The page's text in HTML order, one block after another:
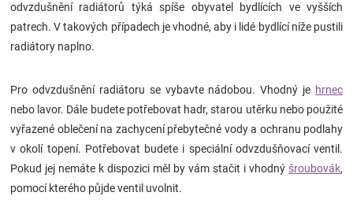
Hračkářství
Přihlášení
odvzdušnění radiátorů týká spíše obyvatel bydlících ve vyšších
patrech. V takových případech je vhodné, aby i lidé bydlící níže pustili
radiátory naplno.
Pro odvzdušnění radiátoru se vybavte nádobou. Vhodný je hrnec
nebo lavor. Dále budete potřebovat hadr, starou utěrku nebo použité
vyřazené oblečení na zachycení přebytečné vody a ochranu podlahy
v okolí topení. Potřebovat budete i speciální odvzdušňovací ventil.
Pokud jej nemáte k dispozici měl by vám stačit i vhodný šroubovák,
pomocí kterého půjde ventil uvolnit.